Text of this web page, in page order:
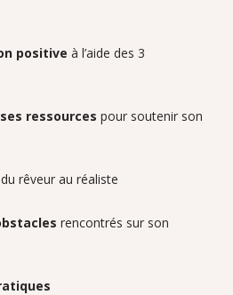
positive à l’aide des 3
ressources pour soutenir son
rêveur au réaliste
rencontrés sur son